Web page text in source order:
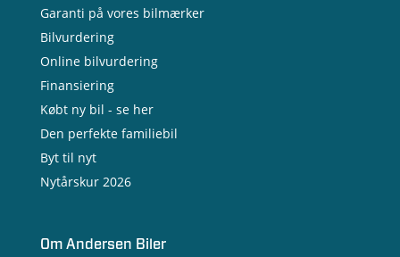
- Nye varebiler
- Brugte varebiler
- Erhvervsleasing
- Testkørsel
- Serviceaftale
- Opladning
Garanti på vores bilmærker
Bilvurdering
Online bilvurdering
Finansiering
Købt ny bil - se her
Den perfekte familiebil
Byt til nyt
Nytårskur 2026
Om Andersen Biler